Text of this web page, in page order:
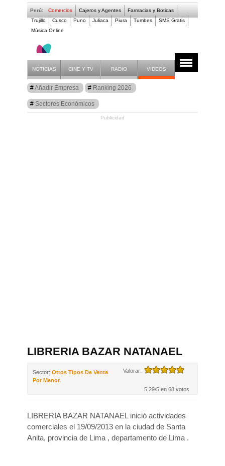
Perú: Comercios Cajeros y Agentes
Farmacias y Boticas
Trujillo
Cusco Puno Juliaca Piura Tumbes
SMS Gratis
Música Online
- LIBRERIA BAZAR
Guía
Comercios Perú
NOTICIAS CINE Y TV RADIO VIDEOS
Añadir Empresa Ranking 2026
Sectores Económicos
Publicidad
LIBRERIA BAZAR NATANAEL
Sector: Otros Tipos De Venta
Por Menor.
Valorar:
5.29/5 en 68 votos
LIBRERIA BAZAR NATANAEL inició actividades
comerciales el 19/09/2013 en la ciudad de Santa
Anita, provincia de Lima , departamento de Lima .